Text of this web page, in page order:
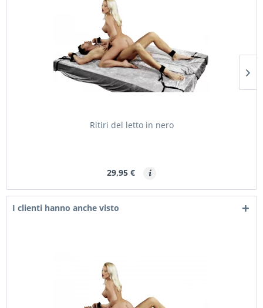
Ritiri del letto in nero
29,95 €
I clienti hanno anche visto